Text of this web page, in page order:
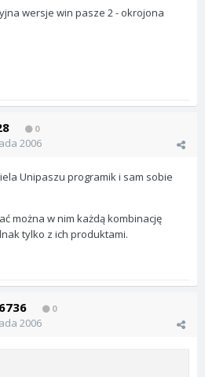
wersje win pasze 2 - okrojona
0
2006
Unipaszu programik i sam sobie
można w nim każdą kombinację
tylko z ich produktami.
0
2006